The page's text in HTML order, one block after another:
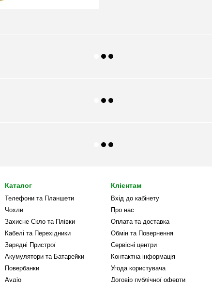
Каталог
Телефони та Планшети
Чохли
Захисне Скло та Плівки
Кабелі та Перехідники
Зарядні Пристрої
Акумулятори та Батарейки
Повербанки
Аудіо
Клієнтам
Вхід до кабінету
Про нас
Оплата та доставка
Обмін та Повернення
Сервісні центри
Контактна інформація
Угода користувача
Договір публічної оферти